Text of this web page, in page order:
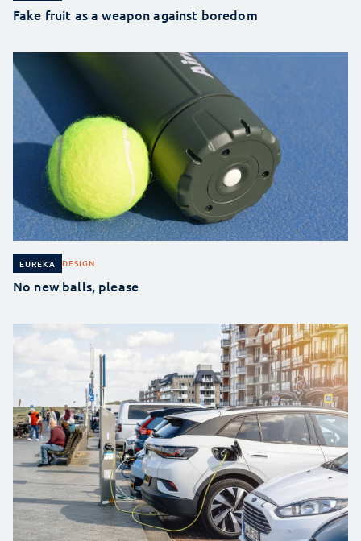
Fake fruit as a weapon against boredom
EUREKA DESIGN
No new balls, please